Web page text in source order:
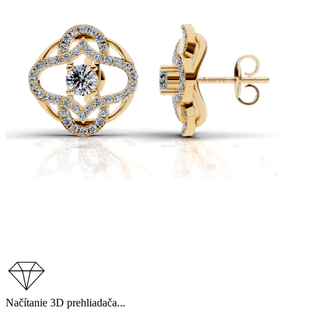
Načítanie 3D prehliadača...